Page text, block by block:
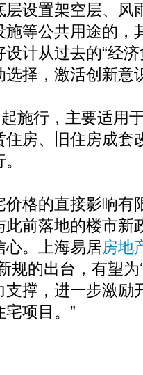
设置架空层、风
等公共用途的，
计从过去的“经
择，激活创新意
施行，主要适用
房、旧住房成套
格的直接影响有
前落地的楼市新
心。上海易居房地
规的出台，有望为
撑，进一步激励
项目。”